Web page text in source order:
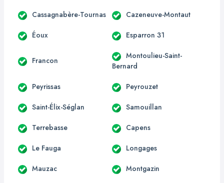
Cassagnabère-Tournas Cazeneuve-Montaut
Éoux Esparron 31
Francon
Montoulieu-Saint-
Bernard
Peyrissas Peyrouzet
Saint-Élix-Séglan Samouillan
Terrebasse Capens
Le Fauga Longages
Mauzac Montgazin